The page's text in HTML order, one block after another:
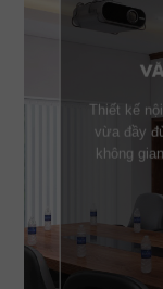
Thiết kế
vừa đầy
không